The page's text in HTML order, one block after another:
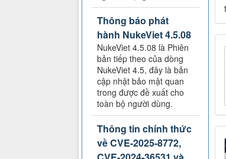
Thông báo phát
hành NukeViet 4.5.08
NukeViet 4.5.08 là Phiên
bản tiếp theo của dòng
NukeViet 4.5, đây là bản
cập nhật bảo mật quan
trong được đề xuất cho
toàn bộ người dùng.
Thông tin chính thức
về CVE-2025-8772,